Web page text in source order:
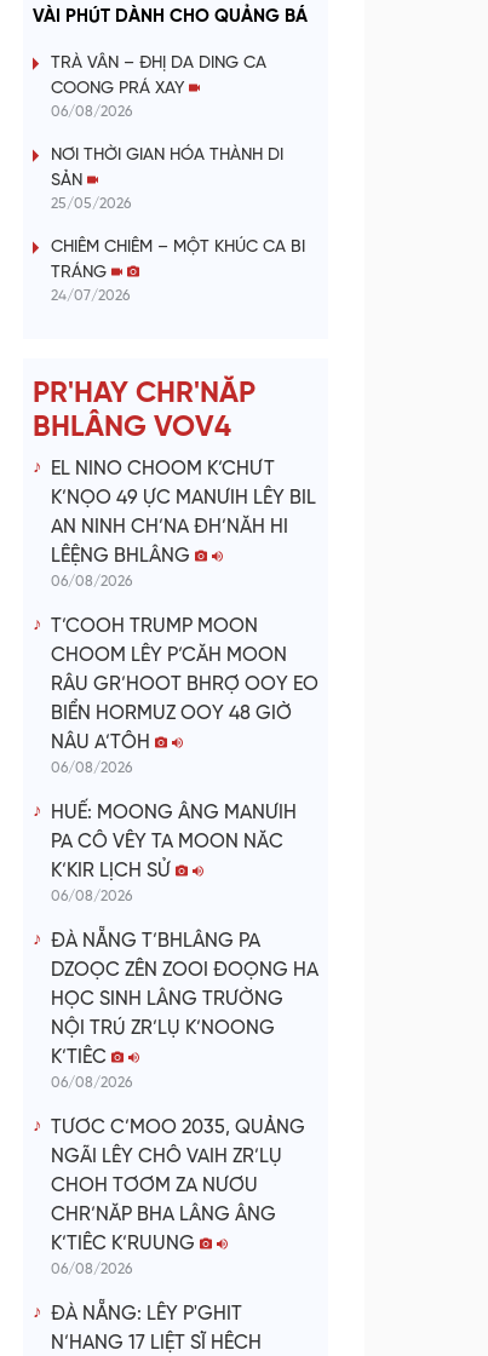
a
y
i
d
VÀI PHÚT DÀNH CHO QUẢNG BÁ
TRÀ VÂN – ĐHỊ DA DING CA
COONG PRÁ XAY
06/08/2026
NƠI THỜI GIAN HÓA THÀNH DI
SẢN
25/05/2026
CHIÊM CHIÊM – MỘT KHÚC CA BI
TRÁNG
24/07/2026
PR'HAY CHR'NĂP
BHLÂNG VOV4
EL NINO CHOOM K’CHƯT
K’NỌO 49 ỰC MANƯIH LÊY BIL
AN NINH CH’NA ĐH’NĂH HI
LÊỆNG BHLÂNG
06/08/2026
T’COOH TRUMP MOON
CHOOM LÊY P’CĂH MOON
RÂU GR’HOOT BHRỢ OOY EO
BIỂN HORMUZ OOY 48 GIỜ
NÂU A’TÔH
06/08/2026
HUẾ: MOONG ÂNG MANƯIH
PA CÔ VÊY TA MOON NĂC
K’KIR LỊCH SỬ
06/08/2026
ĐÀ NẴNG T’BHLÂNG PA
DZOỌC ZÊN ZOOI ĐOỌNG HA
HỌC SINH LÂNG TRƯỜNG
NỘI TRÚ ZR’LỤ K’NOONG
K’TIÊC
06/08/2026
TƯƠC C’MOO 2035, QUẢNG
NGÃI LÊY CHÔ VAIH ZR’LỤ
CHOH TƠƠM ZA NƯƠU
CHR’NĂP BHA LÂNG ÂNG
K’TIÊC K’RUUNG
06/08/2026
ĐÀ NẴNG: LÊY P'GHIT
N’HANG 17 LIỆT SĨ HÊCH